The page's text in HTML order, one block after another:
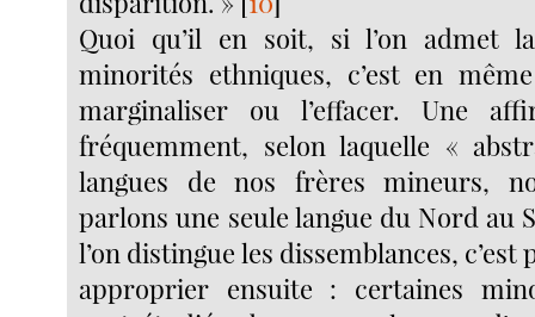
Quoi qu’il en soit, si l’on admet
minorités ethniques, c’est en
marginaliser ou l’effacer. Une
fréquemment, selon laquelle «
langues de nos frères mineurs,
parlons une seule langue du Nord au
l’on distingue les dissemblances, c’est
approprier ensuite : certaines